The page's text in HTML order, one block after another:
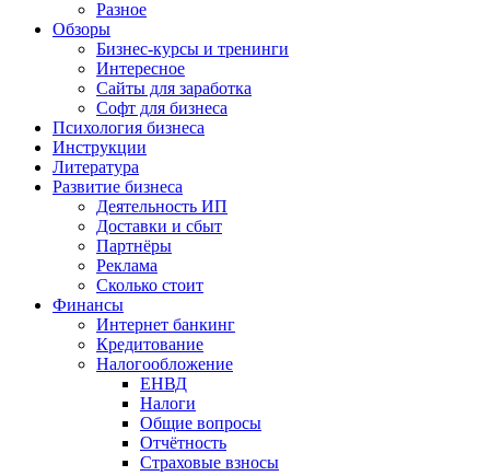
Разное
Обзоры
Бизнес-курсы и тренинги
Интересное
Сайты для заработка
Софт для бизнеса
Психология бизнеса
Инструкции
Литература
Развитие бизнеса
Деятельность ИП
Доставки и сбыт
Партнёры
Реклама
Сколько стоит
Финансы
Интернет банкинг
Кредитование
Налогообложение
ЕНВД
Налоги
Общие вопросы
Отчётность
Страховые взносы